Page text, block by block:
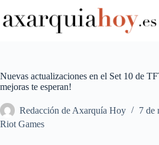
al
contenido
Nuevas actualizaciones en el Set 10 de
mejoras te esperan!
Redacción de Axarquía Hoy
7 de
Riot Games